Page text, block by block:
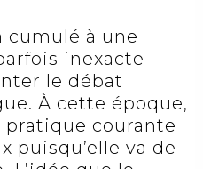
cumulé à une
inexacte
le débat
À cette époque,
pratique courante
puisqu’elle va de